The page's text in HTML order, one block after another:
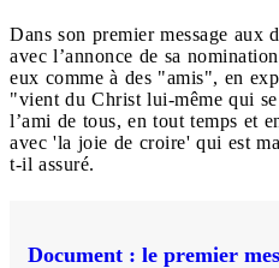
Dans son premier message aux
avec l’annonce de sa
eux comme à des "amis", en
"vient du Christ lui-même qui
l’ami de tous, en tout temps et
avec 'la joie de croire' qui est
t-il assuré.
Document : le premier